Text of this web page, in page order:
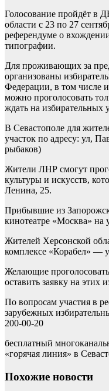
Голосование пройдёт в
области с 23 по 27
референдуме о
типографии.
Для проживающих за
организованы
Федерации, в том числе
можно проголосовать
ждать на избирательных
В Севастополе для
участок по адресу: ул,
рыбаков)
Жители ЛНР смогут
культуры и искусств,
Ленина, 25.
Прибывшие из
кинотеатре «Москва» на
Жителей Херсонской
комплексе «Корабел» —
Желающие
оставить заявку на этих
По вопросам участия в
зарубежных
200-00-20
бесплатный
«горячая линия» в
Похожие новости